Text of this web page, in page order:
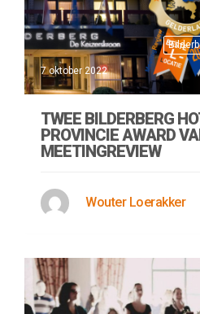
7 oktober 2022
TWEE BILDERBERG
PROVINCIE AWARD
MEETINGREVIEW
Wouter Loerakker